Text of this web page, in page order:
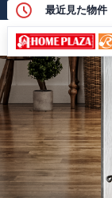
最近見た物件
サイトマップ